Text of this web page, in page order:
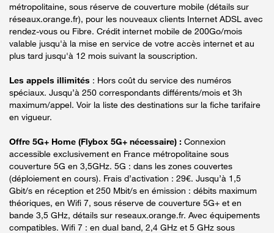
métropolitaine, sous réserve de couverture mobile (détails sur
réseaux.orange.fr), pour les nouveaux clients Internet ADSL avec
rendez-vous ou Fibre. Crédit internet mobile de 200Go/mois
valable jusqu'à la mise en service de votre accès internet et au
plus tard jusqu'à 12 mois suivant la souscription.
Les appels illimités : Hors coût du service des numéros
spéciaux. Jusqu’à 250 correspondants différents/mois et 3h
maximum/appel. Voir la liste des destinations sur la fiche tarifaire
en vigueur.
Offre 5G+ Home (Flybox 5G+ nécessaire) : Connexion
accessible exclusivement en France métropolitaine sous
couverture 5G en 3,5GHz. 5G : dans les zones couvertes
(déploiement en cours). Frais d’activation : 29€. Jusqu’à 1,5
Gbit/s en réception et 250 Mbit/s en émission : débits maximum
théoriques, en Wifi 7, sous réserve de couverture 5G+ et en
bande 3,5 GHz, détails sur reseaux.orange.fr. Avec équipements
compatibles. Wifi 7 : en dual band, 2,4 GHz et 5 GHz sous